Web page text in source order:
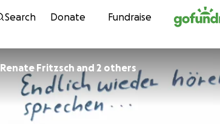
Skip to content
Search Donate Fundraise
Renate Fritzsch and 2 others